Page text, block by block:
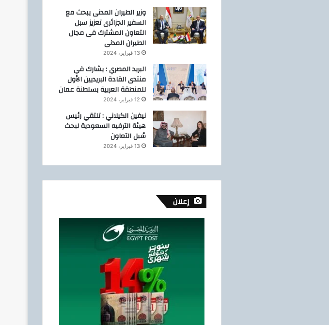
وزير الطيران المدنى يبحث مع
السفير الجزائرى تعزيز سبل
التعاون المشترك فى مجال
الطيران المدنى
13 فبراير، 2024
البريد المصري : يشارك في
منتدى القادة البريديين الأول
للمنطقة العربية بسلطنة عمان
12 فبراير، 2024
نيفين الكيلاني : تلتقي رئيس
هيئة الترفيه السعودية لبحث
سُبل التعاون
13 فبراير، 2024
إعلان